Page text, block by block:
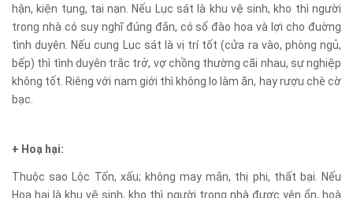
hận, kiện tụng, tai nạn. Nếu Lục sát là khu vệ sinh, kho thì người
trong nhà có suy nghĩ đúng đắn, có số đào hoa và lợi cho đuờng
tình duyên. Nếu cung Lục sát là vị trí tốt (cửa ra vào, phòng ngủ,
bếp) thì tình duyên trắc trở, vợ chồng thường cãi nhau, sự nghiệp
không tốt. Riêng với nam giới thì không lo làm ăn, hay rượu chè cờ
bạc.
+ Hoạ hại:
Thuộc sao Lộc Tốn, xấu; không may mắn, thị phi, thất bại. Nếu
Hoạ hại là khu vệ sinh, kho thì người trong nhà được yên ổn, hoà